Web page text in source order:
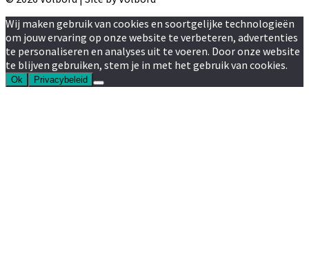
Wij maken gebruik van cookies en soortgelijke technologieën
om jouw ervaring op onze website te verbeteren, advertenties
te personaliseren en analyses uit te voeren. Door onze website
te blijven gebruiken, stem je in met het gebruik van cookies.
Ok Privacybeleid